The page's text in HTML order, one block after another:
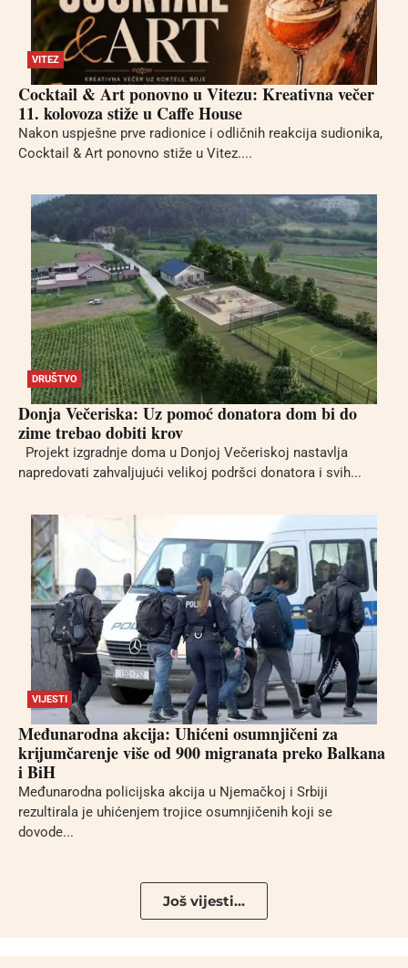
VITEZ
Cocktail & Art ponovno u Vitezu: Kreativna večer
11. kolovoza stiže u Caffe House
Nakon uspješne prve radionice i odličnih reakcija sudionika,
Cocktail & Art ponovno stiže u Vitez....
DRUŠTVO
Donja Večeriska: Uz pomoć donatora dom bi do
zime trebao dobiti krov
Projekt izgradnje doma u Donjoj Večeriskoj nastavlja
napredovati zahvaljujući velikoj podršci donatora i svih...
VIJESTI
Međunarodna akcija: Uhićeni osumnjičeni za
krijumčarenje više od 900 migranata preko Balkana
i BiH
Međunarodna policijska akcija u Njemačkoj i Srbiji
rezultirala je uhićenjem trojice osumnjičenih koji se
dovode...
Još vijesti...